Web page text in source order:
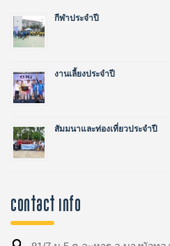
กีฬาประจำปี
งานเลี้ยงประจำปี
สัมมนาและท่องเที่ยวประจำปี
Contact Info